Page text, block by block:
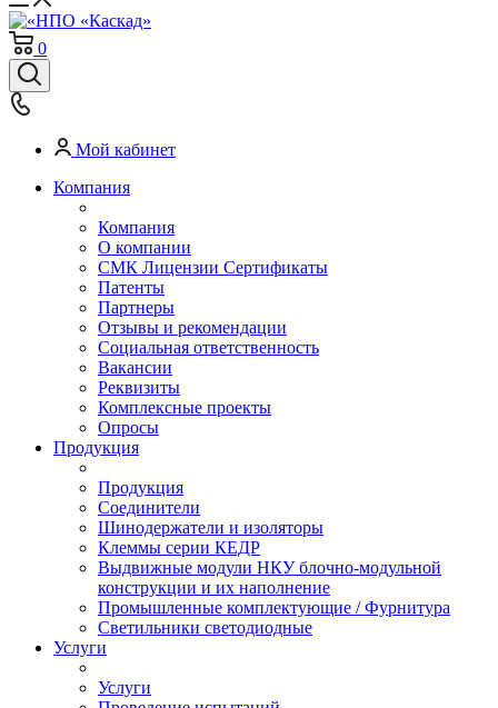
0
Мой кабинет
Компания
Компания
О компании
СМК Лицензии Сертификаты
Патенты
Партнеры
Отзывы и рекомендации
Социальная ответственность
Вакансии
Реквизиты
Комплексные проекты
Опросы
Продукция
Продукция
Соединители
Шинодержатели и изоляторы
Клеммы серии КЕДР
Выдвижные модули НКУ блочно-модульной
конструкции и их наполнение
Промышленные комплектующие / Фурнитура
Светильники светодиодные
Услуги
Услуги